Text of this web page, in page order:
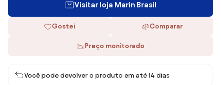
Visitar loja Marin Brasil
Gostei Comparar
Preço monitorado
Você pode devolver o produto em até 14 dias